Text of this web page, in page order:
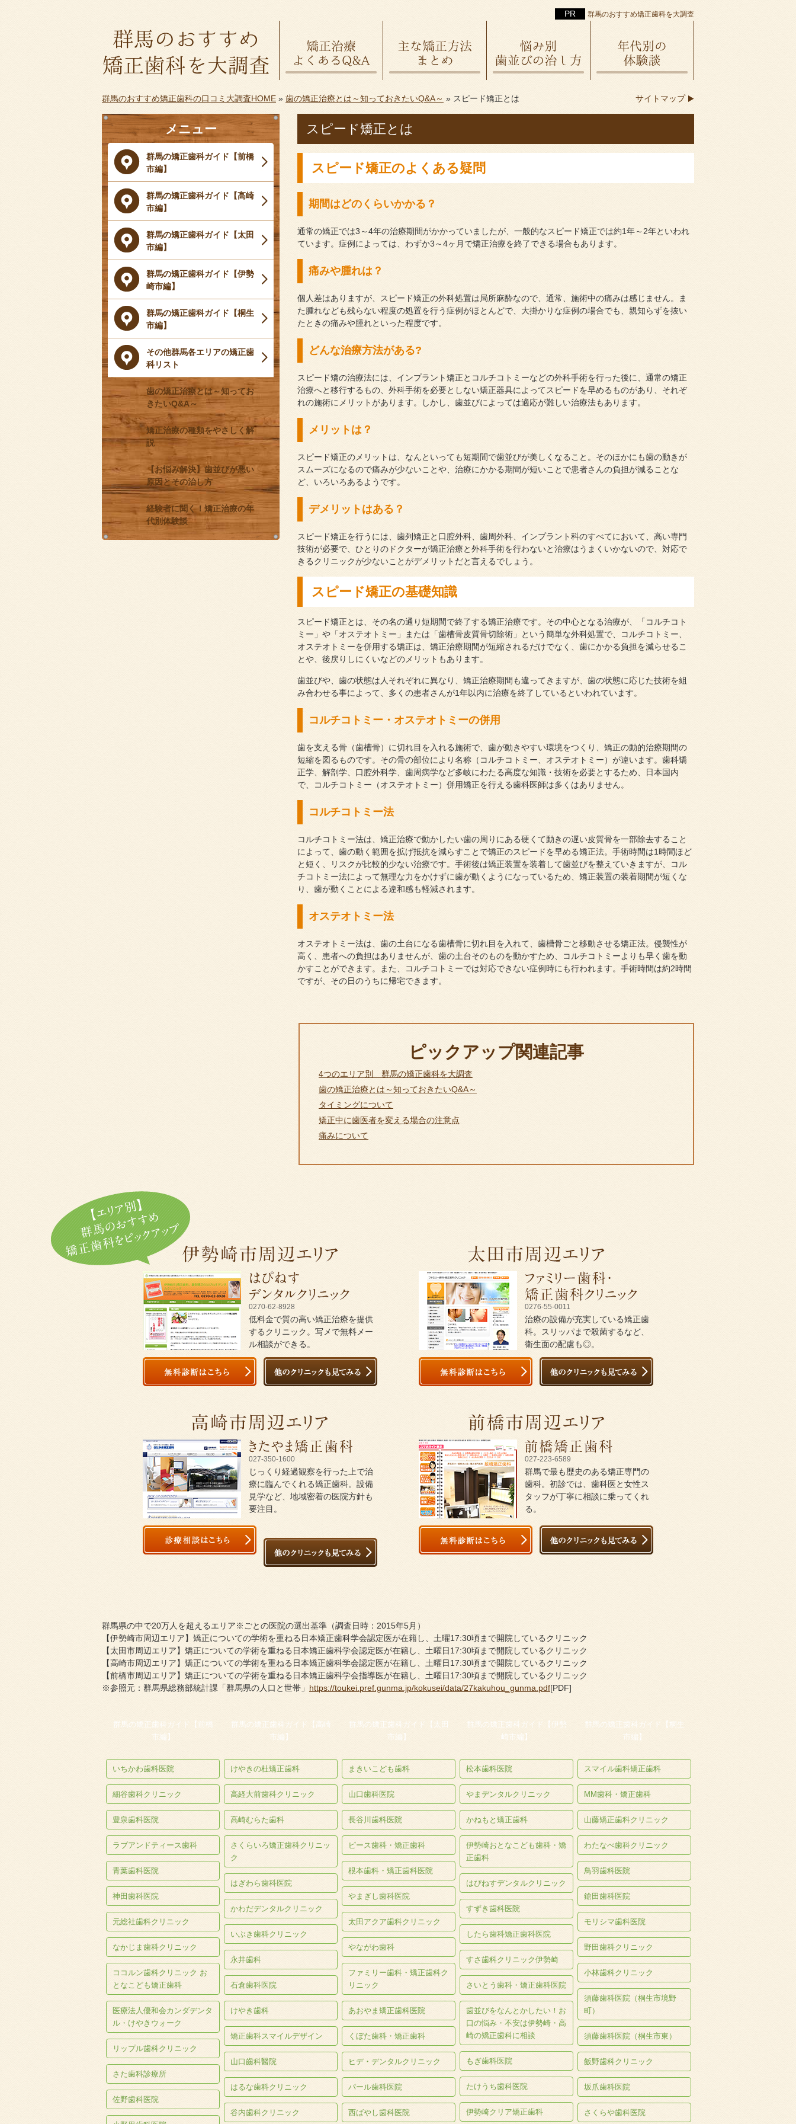
群馬のおすすめ矯正歯科を大調査
群馬のおすすめ矯正歯科の口コミ大調査HOME » 歯の矯正治療とは～知っておきたいQ&A～ » スピード矯正とは サイトマップ
スピード矯正とは
スピード矯正のよくある疑問
期間はどのくらいかかる？
通常の矯正では3～4年の治療期間がかかっていましたが、一般的なスピード矯正では約1年～2年といわれ
ています。症例によっては、わずか3～4ヶ月で矯正治療を終了できる場合もあります。
痛みや腫れは？
個人差はありますが、スピード矯正の外科処置は局所麻酔なので、通常、施術中の痛みは感じません。ま
た腫れなども残らない程度の処置を行う症例がほとんどで、大掛かりな症例の場合でも、親知らずを抜い
たときの痛みや腫れといった程度です。
どんな治療方法がある?
スピード矯の治療法には、インプラント矯正とコルチコトミーなどの外科手術を行った後に、通常の矯正
治療へと移行するもの、外科手術を必要としない矯正器具によってスピードを早めるものがあり、それぞ
れの施術にメリットがあります。しかし、歯並びによっては適応が難しい治療法もあります。
メリットは？
スピード矯正のメリットは、なんといっても短期間で歯並びが美しくなること。そのほかにも歯の動きが
スムーズになるので痛みが少ないことや、治療にかかる期間が短いことで患者さんの負担が減ることな
ど、いろいろあるようです。
デメリットはある？
スピード矯正を行うには、歯列矯正と口腔外科、歯周外科、インプラント科のすべてにおいて、高い専門
技術が必要で、ひとりのドクターが矯正治療と外科手術を行わないと治療はうまくいかないので、対応で
きるクリニックが少ないことがデメリットだと言えるでしょう。
スピード矯正の基礎知識
スピード矯正とは、その名の通り短期間で終了する矯正治療です。その中心となる治療が、「コルチコト
ミー」や「オステオトミー」または「歯槽骨皮質骨切除術」という簡単な外科処置で、コルチコトミー、
オステオトミーを併用する矯正は、矯正治療期間が短縮されるだけでなく、歯にかかる負担を減らせるこ
とや、後戻りしにくいなどのメリットもあります。
歯並びや、歯の状態は人それぞれに異なり、矯正治療期間も違ってきますが、歯の状態に応じた技術を組
み合わせる事によって、多くの患者さんが1年以内に治療を終了しているといわれています。
コルチコトミー・オステオトミーの併用
歯を支える骨（歯槽骨）に切れ目を入れる施術で、歯が動きやすい環境をつくり、矯正の動的治療期間の
短縮を図るものです。その骨の部位により名称（コルチコトミー、オステオトミー）が違います。歯科矯
正学、解剖学、口腔外科学、歯周病学など多岐にわたる高度な知識・技術を必要とするため、日本国内
で、コルチコトミー（オステオトミー）併用矯正を行える歯科医師は多くはありません。
コルチコトミー法
コルチコトミー法は、矯正治療で動かしたい歯の周りにある硬くて動きの遅い皮質骨を一部除去すること
によって、歯の動く範囲を拡げ抵抗を減らすことで矯正のスピードを早める矯正法。手術時間は1時間ほど
と短く、リスクが比較的少ない治療です。手術後は矯正装置を装着して歯並びを整えていきますが、コル
チコトミー法によって無理な力をかけずに歯が動くようになっているため、矯正装置の装着期間が短くな
り、歯が動くことによる違和感も軽減されます。
オステオトミー法
オステオトミー法は、歯の土台になる歯槽骨に切れ目を入れて、歯槽骨ごと移動させる矯正法。侵襲性が
高く、患者への負担はありませんが、歯の土台そのものを動かすため、コルチコトミーよりも早く歯を動
かすことができます。また、コルチコトミーでは対応できない症例時にも行われます。手術時間は約2時間
ですが、その日のうちに帰宅できます。
メニュー
群馬の矯正歯科ガイド【前橋
市編】
群馬の矯正歯科ガイド【高崎
市編】
群馬の矯正歯科ガイド【太田
市編】
群馬の矯正歯科ガイド【伊勢
崎市編】
群馬の矯正歯科ガイド【桐生
市編】
その他群馬各エリアの矯正歯
科リスト
歯の矯正治療とは～知ってお
きたいQ&A～
矯正治療の種類をやさしく解
説
【お悩み解決】歯並びが悪い
原因とその治し方
経験者に聞く！矯正治療の年
代別体験談
ピックアップ関連記事
4つのエリア別 群馬の矯正歯科を大調査
歯の矯正治療とは～知っておきたいQ&A～
タイミングについて
矯正中に歯医者を変える場合の注意点
痛みについて
0270-62-8928
低料金で質の高い矯正治療を提供
するクリニック。写メで無料メー
ル相談ができる。
0276-55-0011
治療の設備が充実している矯正歯
科。スリッパまで殺菌するなど、
衛生面の配慮も◎。
027-350-1600
じっくり経過観察を行った上で治
療に臨んでくれる矯正歯科。設備
見学など、地域密着の医院方針も
要注目。
027-223-6589
群馬で最も歴史のある矯正専門の
歯科。初診では、歯科医と女性ス
タッフが丁寧に相談に乗ってくれ
る。
群馬県の中で20万人を超えるエリア※ごとの医院の選出基準（調査日時：2015年5月）
【伊勢崎市周辺エリア】矯正についての学術を重ねる日本矯正歯科学会認定医が在籍し、土曜17:30頃まで開院しているクリニック
【太田市周辺エリア】矯正についての学術を重ねる日本矯正歯科学会認定医が在籍し、土曜日17:30頃まで開院しているクリニック
【高崎市周辺エリア】矯正についての学術を重ねる日本矯正歯科学会認定医が在籍し、土曜日17:30頃まで開院しているクリニック
【前橋市周辺エリア】矯正についての学術を重ねる日本矯正歯科学会指導医が在籍し、土曜日17:30頃まで開院しているクリニック
※参照元：群馬県総務部統計課「群馬県の人口と世帯」 https://toukei.pref.gunma.jp/kokusei/data/27kakuhou_gunma.pdf[PDF]
群馬の矯正歯科ガイド【前橋
市編】
いちかわ歯科医院
細谷歯科クリニック
豊泉歯科医院
ラブアンドティース歯科
青葉歯科医院
神田歯科医院
元総社歯科クリニック
なかじま歯科クリニック
ココルン歯科クリニック お
となこども矯正歯科
医療法人優和会カンダデンタ
ル・けやきウォーク
リップル歯科クリニック
さた歯科診療所
佐野歯科医院
群馬の矯正歯科ガイド【高崎
市編】
けやきの杜矯正歯科
高経大前歯科クリニック
高崎むらた歯科
さくらいろ矯正歯科クリニッ
ク
はぎわら歯科医院
かわだデンタルクリニック
いぶき歯科クリニック
永井歯科
石倉歯科医院
けやき歯科
矯正歯科スマイルデザイン
山口齒科醫院
はるな歯科クリニック
谷内歯科クリニック
群馬の矯正歯科ガイド【太田
市編】
まきいこども歯科
山口歯科医院
長谷川歯科医院
ピース歯科・矯正歯科
根本歯科・矯正歯科医院
やまぎし歯科医院
太田アクア歯科クリニック
やながわ歯科
ファミリー歯科・矯正歯科ク
リニック
あおやま矯正歯科医院
くぼた歯科・矯正歯科
ヒデ・デンタルクリニック
パール歯科医院
西ばやし歯科医院
群馬の矯正歯科ガイド【伊勢
崎市編】
松本歯科医院
やまデンタルクリニック
かねもと矯正歯科
伊勢崎おとなこども歯科・矯
正歯科
はぴねすデンタルクリニック
すずき歯科医院
したら歯科矯正歯科医院
すさ歯科クリニック伊勢崎
さいとう歯科・矯正歯科医院
歯並びをなんとかしたい！お
口の悩み・不安は伊勢崎・高
崎の矯正歯科に相談
もぎ歯科医院
たけうち歯科医院
伊勢崎クリア矯正歯科
群馬の矯正歯科ガイド【桐生
市編】
スマイル歯科矯正歯科
MM歯科・矯正歯科
山藤矯正歯科クリニック
わたなべ歯科クリニック
鳥羽歯科医院
鎗田歯科医院
モリシマ歯科医院
野田歯科クリニック
小林歯科クリニック
須藤歯科医院（桐生市境野
町）
須藤歯科医院（桐生市東）
飯野歯科クリニック
坂爪歯科医院
さくらや歯科医院